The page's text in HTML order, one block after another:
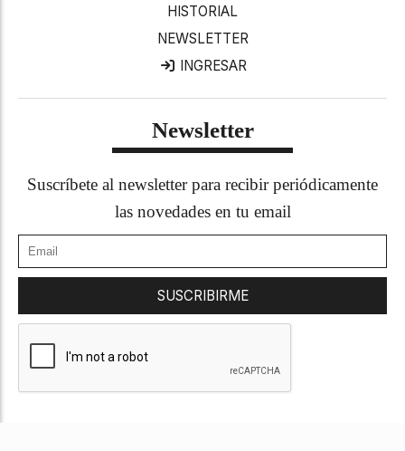
HISTORIAL
NEWSLETTER
INGRESAR
Newsletter
Suscríbete al newsletter para recibir periódicamente
las novedades en tu email
SUSCRIBIRME